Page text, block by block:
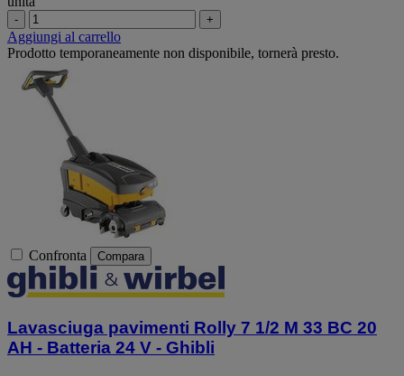
- +
Aggiungi al carrello
Prodotto temporaneamente non disponibile, tornerà presto.
Confronta Compara
Lavasciuga pavimenti Rolly 7 1/2 M 33 BC 20
AH - Batteria 24 V - Ghibli